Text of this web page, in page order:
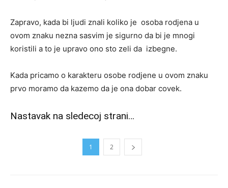
Zapravo, kada bi ljudi znali koliko je osoba rodjena u
ovom znaku nezna sasvim je sigurno da bi je mnogi
koristili a to je upravo ono sto zeli da izbegne.
Kada pricamo o karakteru osobe rodjene u ovom znaku
prvo moramo da kazemo da je ona dobar covek.
Nastavak na sledecoj strani…
1 2